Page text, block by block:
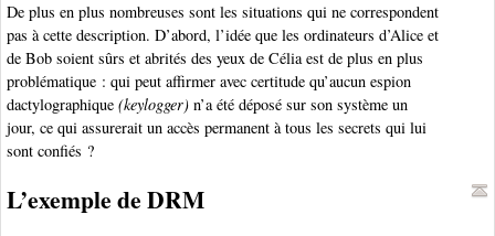
De plus en plus nombreuses sont les situations qui ne correspondent
pas à cette description. D’abord, l’idée que les ordinateurs d’Alice et
de Bob soient sûrs et abrités des yeux de Célia est de plus en plus
problématique : qui peut affirmer avec certitude qu’aucun espion
dactylographique (keylogger) n’a été déposé sur son système un
jour, ce qui assurerait un accès permanent à tous les secrets qui lui
sont confiés ?
L’exemple de DRM